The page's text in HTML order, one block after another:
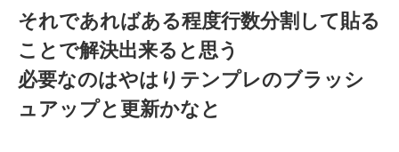
それであればある程度行数分割して貼る
ことで解決出来ると思う
必要なのはやはりテンプレのブラッシ
ュアップと更新かなと